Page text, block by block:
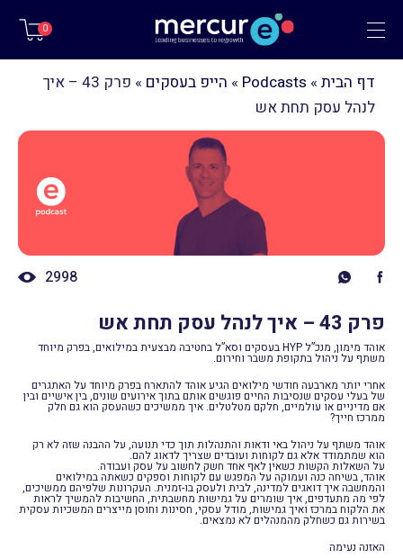
תפריט 0
דף הבית »
Podcasts
» הייפ בעסקים »
פרק 43 – איך
לנהל עסק תחת אש
2998
פרק 43 – איך לנהל עסק תחת אש
אוהד מימון, מנכ”ל HYP בעסקים וסא”ל בחטיבה מבצעית במילואים, בפרק מיוחד
משתף על ניהול בתקופת משבר וחירום.
אחרי יותר מארבעה חודשי מילואים הגיע אוהד להתארח בפרק מיוחד על האתגרים
של בעלי עסקים שנסיבות החיים פוגשים אותם בתוך אירועים שונים, בין אישיים ובין
אם מדיניים או עולמיים, חלקם מטלטלים. איך ממשיכים כשהעסק הוא גם חלק
ממרכז חייך?
אוהד משתף על ניהול באי ודאות והתנהלות תוך כדי תנועה, על ההבנה שזה לא רק
הוא שמתמודד אלא גם לקוחות ועובדים שצריך לדאוג להם.
על השאלות הקשות כשאין לאף אחד חשק לחשוב על עסק ועבודה.
אוהד, בשיחה כנה ועמוקה על המפגש עם לקוחות וספקים כשאתה במילואים
והמחשבה איך דואגים למדינה, לבית ולעסק בו-זמנית. העקרונות שלפיהם ממשיכים,
לפי מה מתעדפים, איך שומרים על גמישות מחשבתית, החשיבות להמשיך לראות
את הלקוח במרכז ואיך גמישות, מודל עסקי, חסינות וחוסן מייצרים המשכיות עסקית
בשירות גם כשחלק מהמנהלים לא נמצאים.
האזנה נעימה